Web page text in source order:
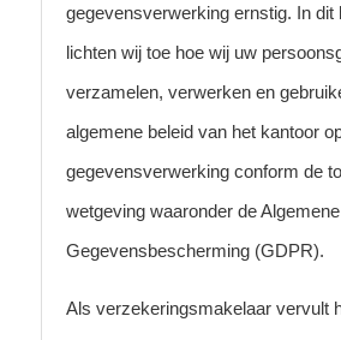
gegevensverwerking ernstig. In dit
lichten wij toe hoe wij uw
verzamelen, verwerken en
algemene beleid van het kantoor
gegevensverwerking conform de
wetgeving waaronder de
Gegevensbescherming (GDPR).
Als verzekeringsmakelaar vervult